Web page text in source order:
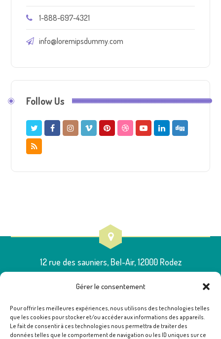
Gérer le consentement
Pour offrir les meilleures expériences, nous utilisons des technologies telles
que les cookies pour stocker et/ou accéder aux informations des appareils.
Le fait de consentir à ces technologies nous permettra de traiter des
données telles que le comportement de navigation ou les ID uniques sur ce
1-888-697-4321
info@loremipsdummy.com
Follow Us
12 rue des sauniers, Bel-Air, 12000 Rodez
05 65 75 54 00